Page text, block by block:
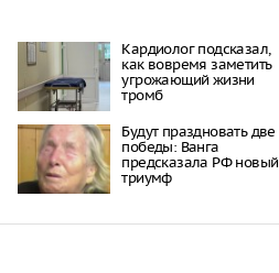
Кардиолог подсказал,
как вовремя заметить
угрожающий жизни
тромб
Будут праздновать две
победы: Ванга
предсказала РФ новый
триумф